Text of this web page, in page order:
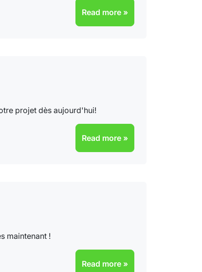
Read more »
projet dès aujourd'hui!
Read more »
maintenant !
Read more »